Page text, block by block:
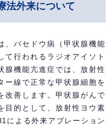
法外来について
バセドウ病（甲状腺機能
て行われるラジオアイソト
腺機能亢進症では、放射性
ー線で正常な甲状腺細胞を
改善します。甲状腺がんで
目的として、放射性ヨウ素
による外来アブレーション